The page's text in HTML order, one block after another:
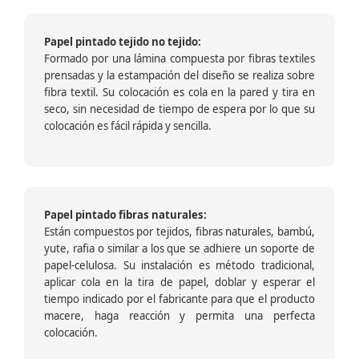
Papel pintado tejido no tejido:
Formado por una lámina compuesta por fibras textiles
prensadas y la estampación del diseño se realiza sobre
fibra textil. Su colocación es cola en la pared y tira en
seco, sin necesidad de tiempo de espera por lo que su
colocación es fácil rápida y sencilla.
Papel pintado fibras naturales:
Están compuestos por tejidos, fibras naturales, bambú,
yute, rafia o similar a los que se adhiere un soporte de
papel-celulosa. Su instalación es método tradicional,
aplicar cola en la tira de papel, doblar y esperar el
tiempo indicado por el fabricante para que el producto
macere, haga reacción y permita una perfecta
colocación.